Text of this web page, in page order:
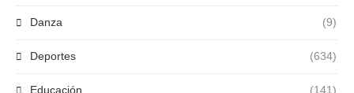
Danza (9)
Deportes (634)
Educación (141)